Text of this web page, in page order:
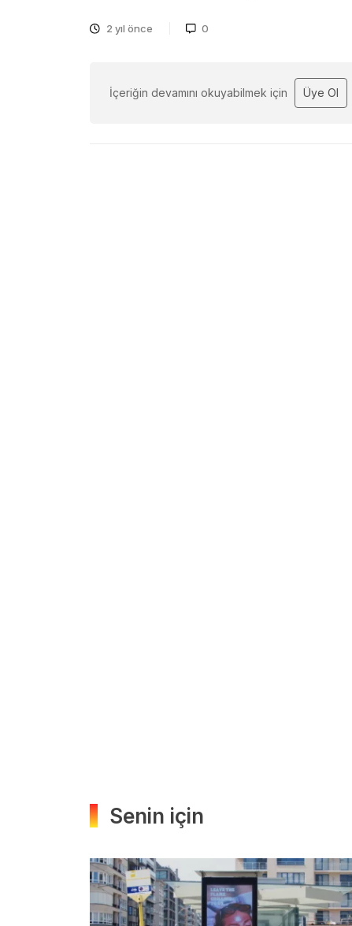
2 yıl önce 0
İçeriğin devamını okuyabilmek için Üye Ol
Senin için